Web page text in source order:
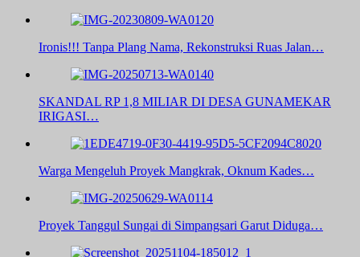
Ironis!!! Tanpa Plang Nama, Rekonstruksi Ruas Jalan…
SKANDAL RP 1,8 MILIAR DI DESA GUNAMEKAR
IRIGASI…
Warga Mengeluh Proyek Mangkrak, Oknum Kades…
Proyek Tanggul Sungai di Simpangsari Garut Diduga…